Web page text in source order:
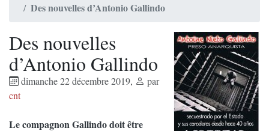
Des nouvelles d’Antonio Gallindo
Des nouvelles
d’Antonio Gallindo
dimanche 22 décembre 2019,
par
cnt
Le compagnon Gallindo doit être